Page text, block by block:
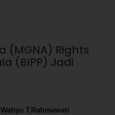
(MGNA) Rights
(BIPP) Jadi
Wahyu T.Rahmawati